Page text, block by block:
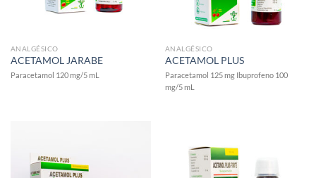
ANALGÉSICO
ACETAMOL JARABE
Paracetamol 120 mg/5 mL
ANALGÉSICO
ACETAMOL PLUS
Paracetamol 125 mg Ibuprofeno 100
mg/5 mL